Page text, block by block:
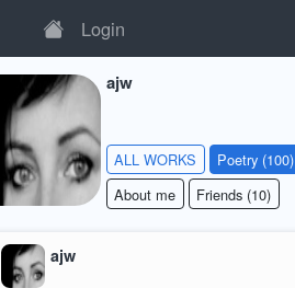
Login
ajw
ALL WORKS Poetry (100)
About me
Friends (10)
ajw